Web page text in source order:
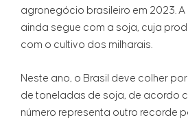
agronegócio brasileiro em 2023.
ainda segue com a soja, cuja
com o cultivo dos milharais.
Neste ano, o Brasil deve colher
de toneladas de soja, de acordo
número representa outro recorde